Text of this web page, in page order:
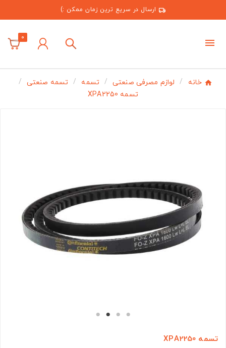
ارسال در سریع ترین زمان ممکن :)
0
خانه لوازم مصرفی صنعتی تسمه
تسمه صنعتی
تسمه XPA2250
تسمه XPA2250